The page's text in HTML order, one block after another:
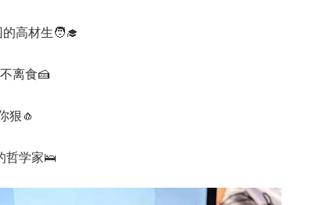
高材生🧑‍🎓
离食🍰
🧄
学家🛌